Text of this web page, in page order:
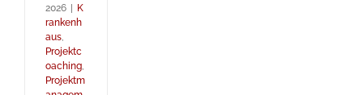
2026
K
rankenh
aus,
Projektc
oaching,
Projektm